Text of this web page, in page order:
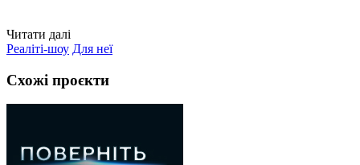
Читати далі
Реаліті-шоу Для неї
Схожі проєкти